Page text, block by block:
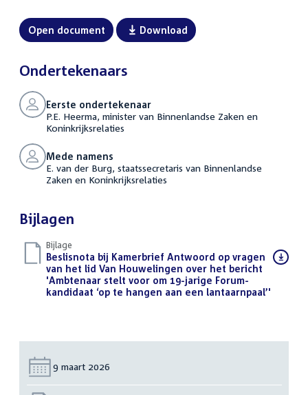
Open document Download
Ondertekenaars
Eerste ondertekenaar
P.E. Heerma, minister van Binnenlandse Zaken en
Koninkrijksrelaties
Mede namens
E. van der Burg, staatssecretaris van Binnenlandse
Zaken en Koninkrijksrelaties
Bijlagen
Bijlage
Download
bestand:
Beslisnota bij Kamerbrief Antwoord op vragen
van het lid Van Houwelingen over het bericht
'Ambtenaar stelt voor om 19-jarige Forum-
kandidaat ‘op te hangen aan een lantaarnpaal’'
Datum:
9 maart 2026